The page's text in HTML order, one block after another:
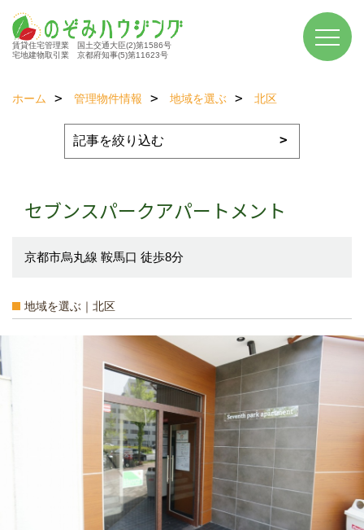
賃貸住宅管理業 国土交通大臣(2)第1586号
宅地建物取引業 京都府知事(5)第11623号
ホーム 管理物件情報 地域を選ぶ 北区
セブンスパークアパートメント
京都市烏丸線 鞍馬口 徒歩8分
地域を選ぶ｜北区